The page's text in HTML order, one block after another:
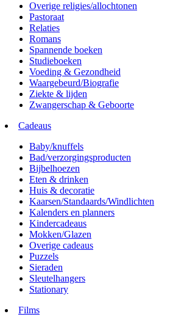
Overige religies/allochtonen
Pastoraat
Relaties
Romans
Spannende boeken
Studieboeken
Voeding & Gezondheid
Waargebeurd/Biografie
Ziekte & lijden
Zwangerschap & Geboorte
Cadeaus
Baby/knuffels
Bad/verzorgingsproducten
Bijbelhoezen
Eten & drinken
Huis & decoratie
Kaarsen/Standaards/Windlichten
Kalenders en planners
Kindercadeaus
Mokken/Glazen
Overige cadeaus
Puzzels
Sieraden
Sleutelhangers
Stationary
Films